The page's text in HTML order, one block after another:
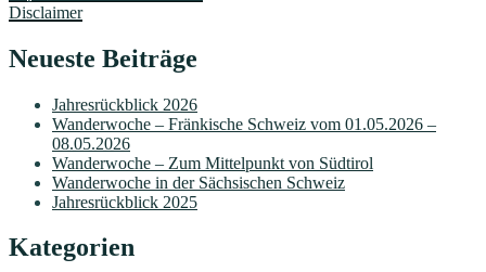
Disclaimer
Neueste Beiträge
Jahresrückblick 2026
Wanderwoche – Fränkische Schweiz vom 01.05.2026 –
08.05.2026
Wanderwoche – Zum Mittelpunkt von Südtirol
Wanderwoche in der Sächsischen Schweiz
Jahresrückblick 2025
Kategorien